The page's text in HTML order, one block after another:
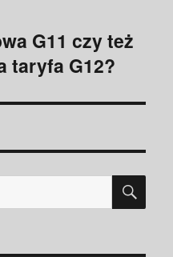
G11 czy też
taryfa G12?